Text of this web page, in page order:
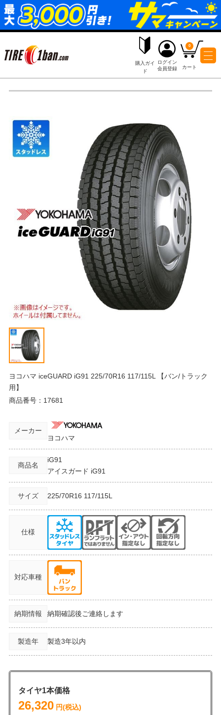
購入ガイ
ド
ログイン
ヨコハマ iceGUARD iG91 225/70R16 117/115L 【バン/トラック
用】
商品番号： 17681
メーカー
ヨコハマ
商品名
iG91
アイスガード iG91
サイズ 225/70R16 117/115L
仕様
対応車種
納期情報 納期確認後ご連絡します
製造年 製造3年以内
タイヤ1本価格
26,320円(税込)